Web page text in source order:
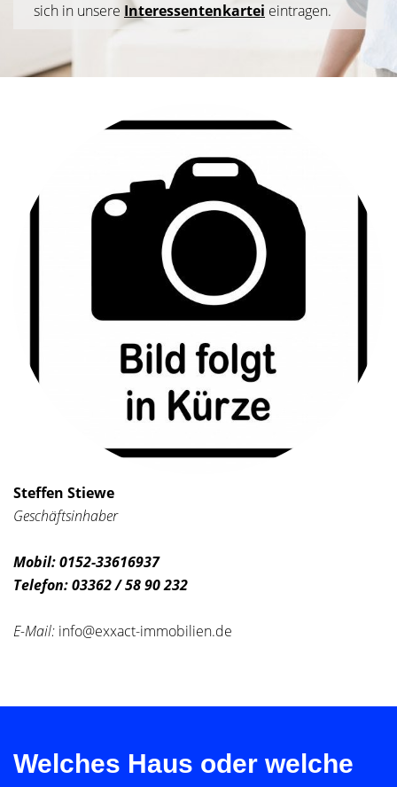
sich in unsere Interessentenkartei eintragen.
Steffen Stiewe
Geschäftsinhaber
Mobil: 0152-33616937
Telefon: 03362 / 58 90 232
E-Mail: info@exxact-immobilien.de
Welches Haus oder welche